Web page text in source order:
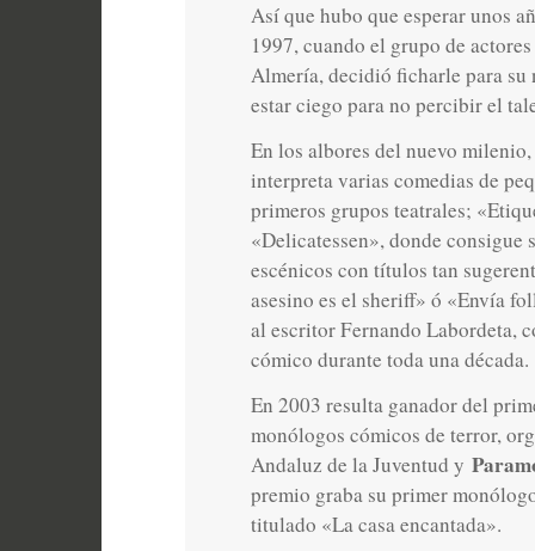
Así que hubo que esperar unos
1997, cuando el grupo de
Almería, decidió ficharle para su
estar ciego para no percibir el
En los albores del nuevo
interpreta varias comedias de
primeros grupos teatrales;
«Delicatessen», donde consigue
escénicos con títulos tan
asesino es el sheriff» ó «Envía
al escritor Fernando Labordeta,
cómico durante toda una década.
En 2003 resulta ganador del
monólogos cómicos de terror,
Andaluz de la Juventud y
premio graba su primer
titulado «La casa encantada».